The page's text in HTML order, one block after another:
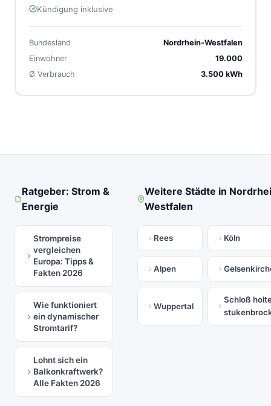
Kündigung inklusive
Bundesland
Nordrhein-Westfalen
Einwohner
19.000
Ø Verbrauch
3.500 kWh
Ratgeber: Strom &
Energie
Strompreise
vergleichen
Europa: Tipps &
Fakten 2026
Wie funktioniert
ein dynamischer
Stromtarif?
Lohnt sich ein
Balkonkraftwerk?
Alle Fakten 2026
Weitere Städte in
Westfalen
Rees Köln
Alpen
Wuppertal
Schloß